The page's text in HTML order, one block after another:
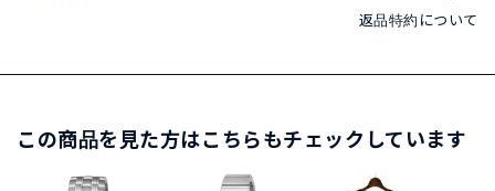
返品特約について
この商品を見た方はこちらもチェックしています